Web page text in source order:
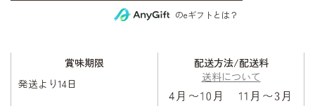
のeギフトとは？
賞味期限
発送より14日
配送方法/配送料
送料について